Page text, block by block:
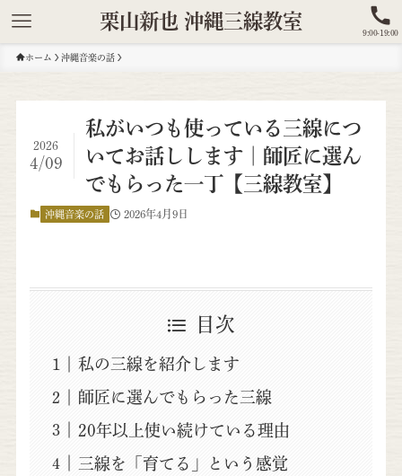
栗山新也 沖縄三線教室
9:00-19:00
ホーム 沖縄音楽の話
私がいつも使っている三線につ
いてお話しします｜師匠に選ん
でもらった一丁【三線教室】
2026
4/09
沖縄音楽の話 2026年4月9日
目次
私の三線を紹介します
師匠に選んでもらった三線
20年以上使い続けている理由
三線を「育てる」という感覚